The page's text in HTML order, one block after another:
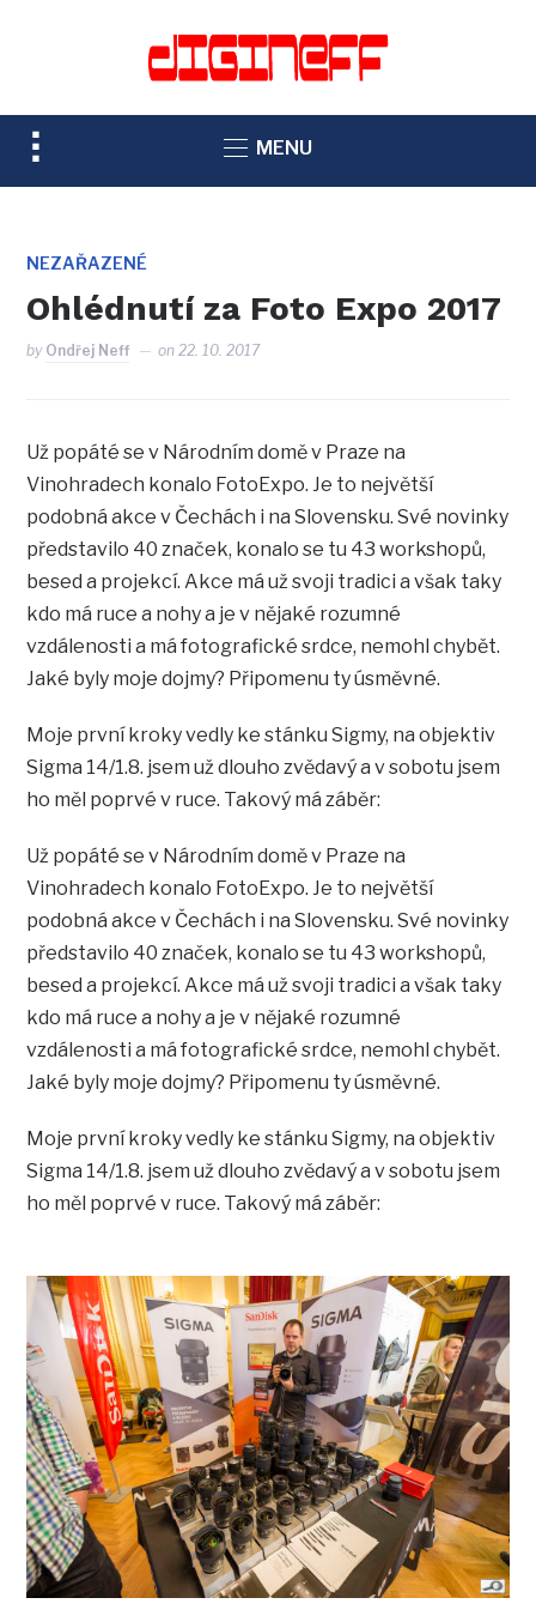
TOGGLE
SIDEBAR
NAVIGATION
MENU
NEZAŘAZENÉ
Ohlédnutí za Foto Expo 2017
by Ondřej Neff on22. 10. 2017
Už popáté se v Národním domě v Praze na
Vinohradech konalo FotoExpo. Je to největší
podobná akce v Čechách i na Slovensku. Své novinky
představilo 40 značek, konalo se tu 43 workshopů,
besed a projekcí. Akce má už svoji tradici a však taky
kdo má ruce a nohy a je v nějaké rozumné
vzdálenosti a má fotografické srdce, nemohl chybět.
Jaké byly moje dojmy? Připomenu ty úsměvné.
Moje první kroky vedly ke stánku Sigmy, na objektiv
Sigma 14/1.8. jsem už dlouho zvědavý a v sobotu jsem
ho měl poprvé v ruce. Takový má záběr:
Už popáté se v Národním domě v Praze na
Vinohradech konalo FotoExpo. Je to největší
podobná akce v Čechách i na Slovensku. Své novinky
představilo 40 značek, konalo se tu 43 workshopů,
besed a projekcí. Akce má už svoji tradici a však taky
kdo má ruce a nohy a je v nějaké rozumné
vzdálenosti a má fotografické srdce, nemohl chybět.
Jaké byly moje dojmy? Připomenu ty úsměvné.
Moje první kroky vedly ke stánku Sigmy, na objektiv
Sigma 14/1.8. jsem už dlouho zvědavý a v sobotu jsem
ho měl poprvé v ruce. Takový má záběr: